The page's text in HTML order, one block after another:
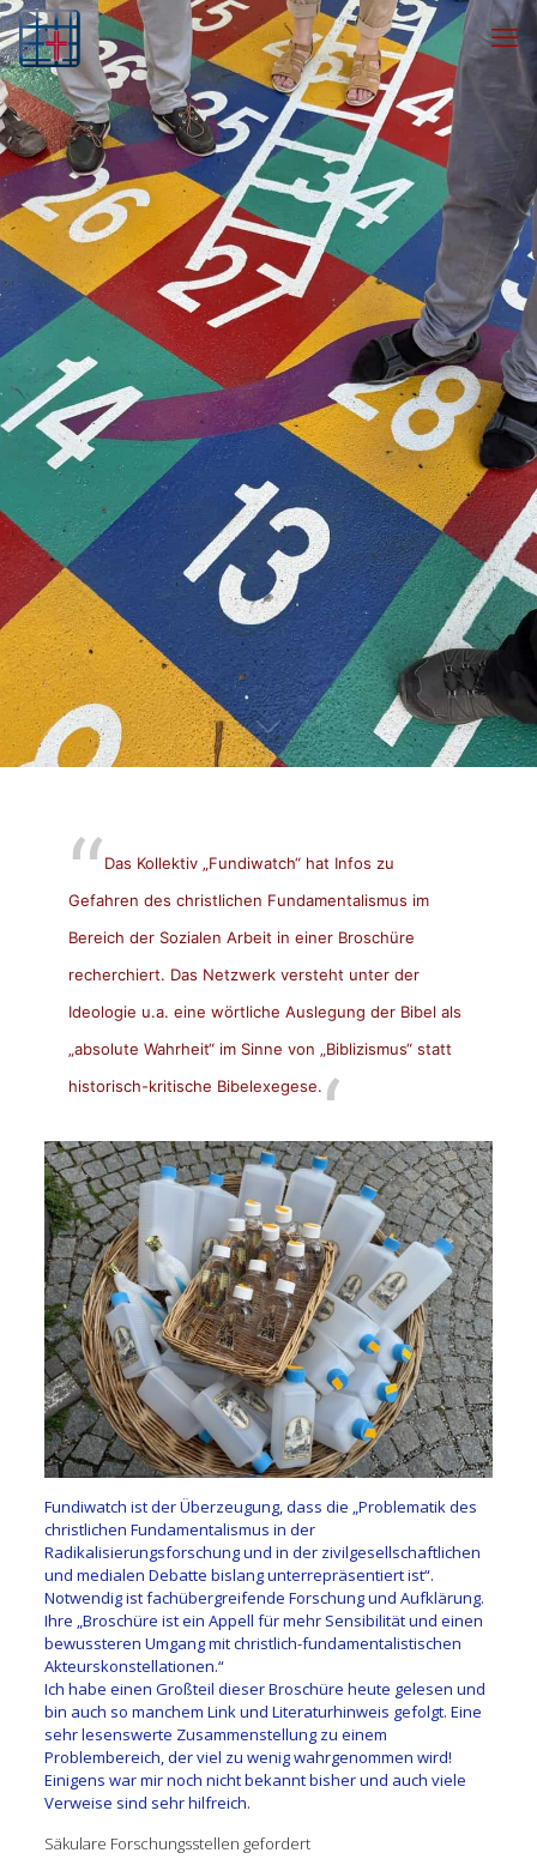
Das Kollektiv „Fundiwatch“ hat Infos zu
Gefahren des christlichen Fundamentalismus im
Bereich der Sozialen Arbeit in einer Broschüre
recherchiert. Das Netzwerk versteht unter der
Ideologie u.a. eine wörtliche Auslegung der Bibel als
„absolute Wahrheit“ im Sinne von „Biblizismus“ statt
historisch-kritische Bibelexegese.
Fundiwatch ist der Überzeugung, dass die „Problematik des
christlichen Fundamentalismus in der
Radikalisierungsforschung und in der zivilgesellschaftlichen
und medialen Debatte bislang unterrepräsentiert ist“.
Notwendig ist fachübergreifende Forschung und Aufklärung.
Ihre „Broschüre ist ein Appell für mehr Sensibilität und einen
bewussteren Umgang mit christlich-fundamentalistischen
Akteurskonstellationen.“
Ich habe einen Großteil dieser Broschüre heute gelesen und
bin auch so manchem Link und Literaturhinweis gefolgt. Eine
sehr lesenswerte Zusammenstellung zu einem
Problembereich, der viel zu wenig wahrgenommen wird!
Einigens war mir noch nicht bekannt bisher und auch viele
Verweise sind sehr hilfreich.
Säkulare Forschungsstellen gefordert